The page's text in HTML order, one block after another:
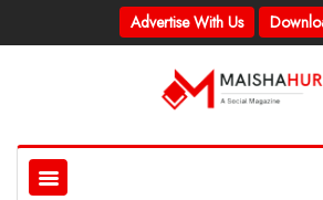
Advertise With Us